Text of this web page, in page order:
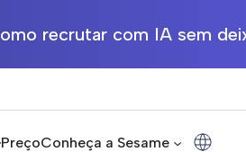
recrutar com IA sem
PreçoConheça a Sesame